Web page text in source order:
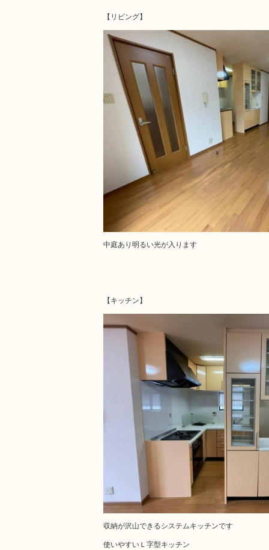
【リビング】
中庭あり明るい光が入ります
【キッチン】
収納が沢山できるシステムキッチンです
使いやすいＬ字型キッチン